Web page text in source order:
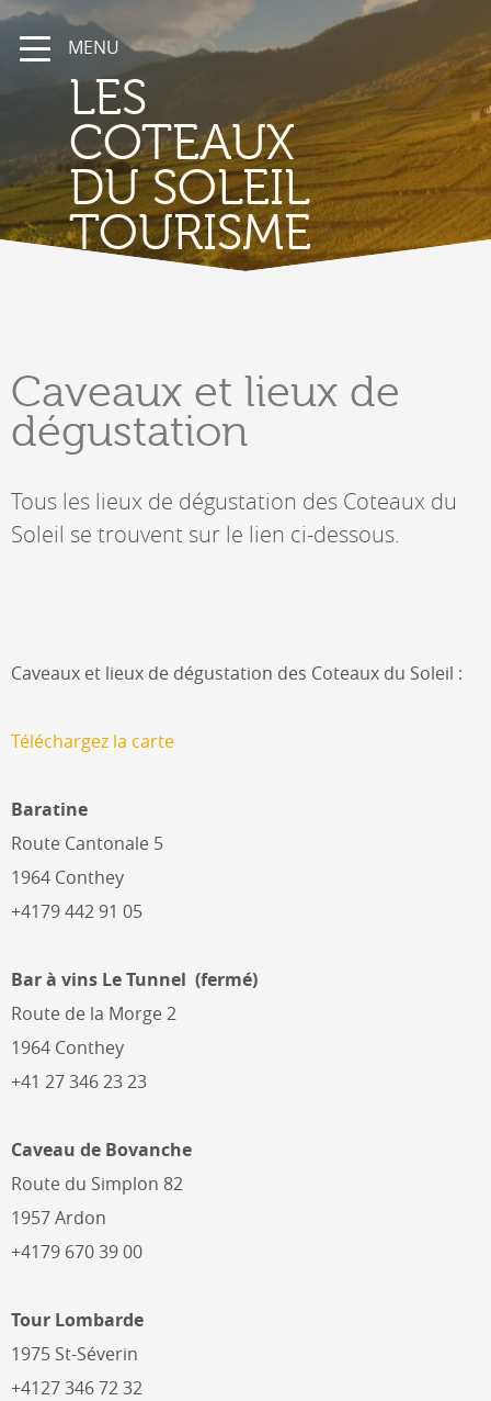
MENU
LES
COTEAUX
DU SOLEIL
TOURISME
Caveaux et lieux de
dégustation
Tous les lieux de dégustation des Coteaux du
Soleil se trouvent sur le lien ci-dessous.
Caveaux et lieux de dégustation des Coteaux du Soleil :
Téléchargez la carte
Baratine
Route Cantonale 5
1964 Conthey
+4179 442 91 05
Bar à vins Le Tunnel (fermé)
Route de la Morge 2
1964 Conthey
+41 27 346 23 23
Caveau de Bovanche
Route du Simplon 82
1957 Ardon
+4179 670 39 00
Tour Lombarde
1975 St-Séverin
+4127 346 72 32